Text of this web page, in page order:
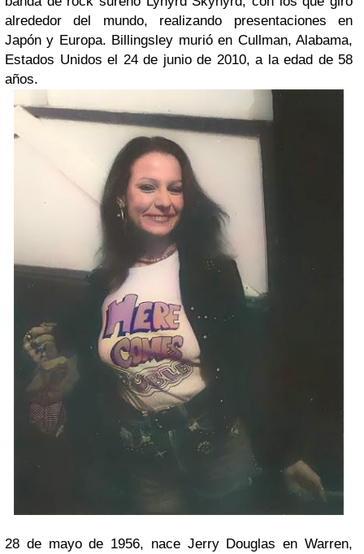
alrededor del mundo, realizando presentaciones en
Japón y Europa. Billingsley murió en Cullman, Alabama,
Estados Unidos el 24 de junio de 2010, a la edad de 58
años.
28 de mayo de 1956, nace Jerry Douglas en Warren,